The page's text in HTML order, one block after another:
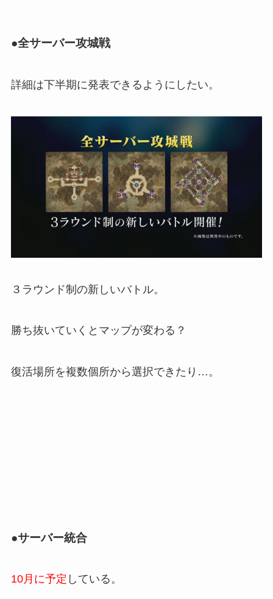
●全サーバー攻城戦
詳細は下半期に発表できるようにしたい。
３ラウンド制の新しいバトル。
勝ち抜いていくとマップが変わる？
復活場所を複数個所から選択できたり…。
●サーバー統合
10月に予定 している。